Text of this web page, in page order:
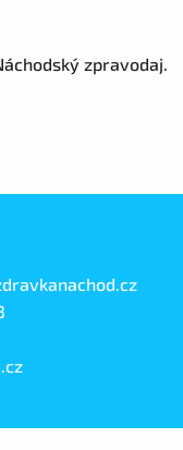
zpravodaj.